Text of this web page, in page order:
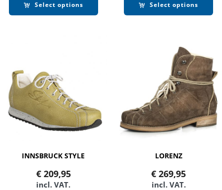
Select options Select options
INNSBRUCK STYLE
€209,95
incl. VAT.
LORENZ
€ 269,95
incl. VAT.